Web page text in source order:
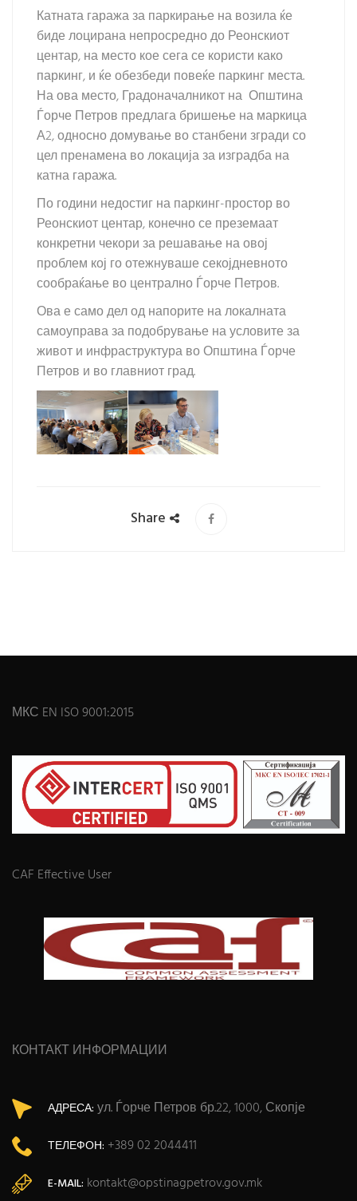
Катната гаража за паркирање на возила ќе
биде лоцирана непросредно до Реонскиот
центар, на место кое сега се користи како
паркинг, и ќе обезбеди повеќе паркинг места.
На ова место, Градоначалникот на Општина
Ѓорче Петров предлага бришење на маркица
А2, односно домување во станбени згради со
цел пренамена во локација за изградба на
катна гаража.
По години недостиг на паркинг-простор во
Реонскиот центар, конечно се преземаат
конкретни чекори за решавање на овој
проблем кој го отежнуваше секојдневното
сообраќање во централно Ѓорче Петров.
Ова е само дел од напорите на локалната
самоуправа за подобрување на условите за
живот и инфраструктура во Општина Ѓорче
Петров и во главниот град.
Share
МКС EN ISO 9001:2015
CAF Effective User
КОНТАКТ ИНФОРМАЦИИ
АДРЕСА: ул. Ѓорче Петров бр.22, 1000, Скопје
ТЕЛЕФОН: +389 02 2044411
E-MAIL: kontakt@opstinagpetrov.gov.mk